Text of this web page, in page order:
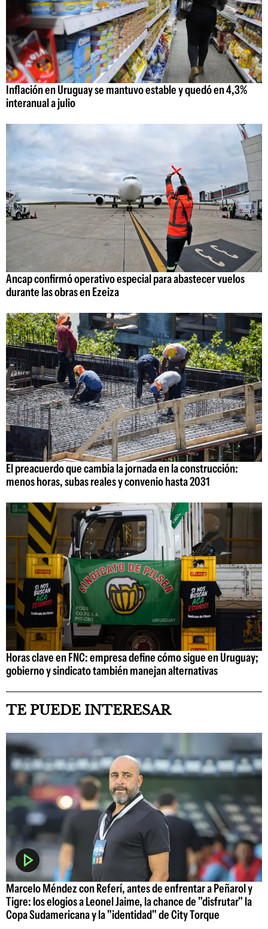
Inflación en Uruguay se mantuvo estable y quedó en 4,3%
interanual a julio
Ancap confirmó operativo especial para abastecer vuelos
durante las obras en Ezeiza
El preacuerdo que cambia la jornada en la construcción:
menos horas, subas reales y convenio hasta 2031
Horas clave en FNC: empresa define cómo sigue en Uruguay;
gobierno y sindicato también manejan alternativas
TE PUEDE INTERESAR
Marcelo Méndez con Referí, antes de enfrentar a Peñarol y
Tigre: los elogios a Leonel Jaime, la chance de "disfrutar" la
Copa Sudamericana y la "identidad" de City Torque